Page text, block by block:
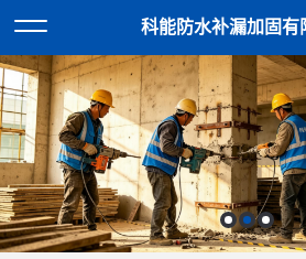
科能防水补漏加固有